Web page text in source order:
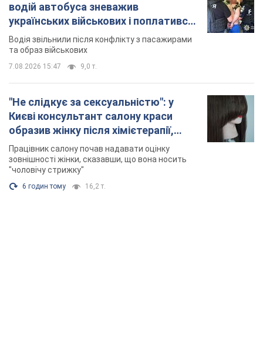
водій автобуса зневажив
українських військових і поплатився.
Відео
Водія звільнили після конфлікту з пасажирами
та образ військових
7.08.2026 15:47 9,0 т.
"Не слідкує за сексуальністю": у
Києві консультант салону краси
образив жінку після хімієтерапії,
розгорівся скандал. Фото
Працівник салону почав надавати оцінку
зовнішності жінки, сказавши, що вона носить
"чоловічу стрижку"
6 годин тому 16,2 т.